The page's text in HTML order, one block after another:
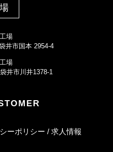
場
井市国本 2954-4
場
井市川井1378-1
ーポリシー 求人情報